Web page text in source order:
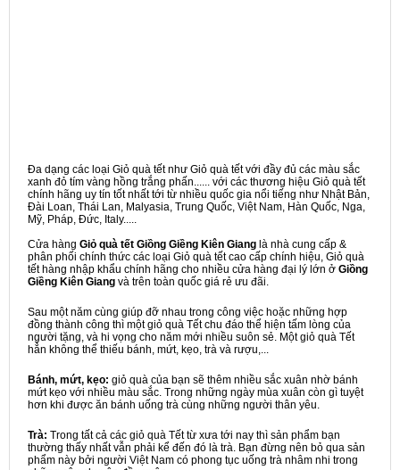
Đa dạng các loại Giỏ quà tết như Giỏ quà tết với đầy đủ các màu sắc
xanh đỏ tím vàng hồng trắng phấn...... với các thương hiệu Giỏ quà tết
chính hãng uy tín tốt nhất tới từ nhiều quốc gia nổi tiếng như Nhật Bản,
Đài Loan, Thái Lan, Malyasia, Trung Quốc, Việt Nam, Hàn Quốc, Nga,
Mỹ, Pháp, Đức, Italy.....
Cửa hàng Giỏ quà tết Giồng Giềng Kiên Giang là nhà cung cấp &
phân phối chính thức các loại Giỏ quà tết cao cấp chính hiệu, Giỏ quà
tết hàng nhập khẩu chính hãng cho nhiều cửa hàng đại lý lớn ở Giồng
Giềng Kiên Giang và trên toàn quốc giá rẻ ưu đãi.
Sau một năm cùng giúp đỡ nhau trong công việc hoặc những hợp
đồng thành công thì một giỏ quà Tết chu đáo thể hiện tấm lòng của
người tặng, và hi vọng cho năm mới nhiều suôn sẻ. Một giỏ quà Tết
hẳn không thể thiếu bánh, mứt, kẹo, trà và rượu,...
Bánh, mứt, kẹo: giỏ quà của bạn sẽ thêm nhiều sắc xuân nhờ bánh
mứt kẹo với nhiều màu sắc. Trong những ngày mùa xuân còn gì tuyệt
hơn khi được ăn bánh uống trà cùng những người thân yêu.
Trà: Trong tất cả các giỏ quà Tết từ xưa tới nay thì sản phẩm bạn
thường thấy nhất vẫn phải kể đến đó là trà. Bạn đừng nên bỏ qua sản
phẩm này bởi người Việt Nam có phong tục uống trà nhâm nhi trong